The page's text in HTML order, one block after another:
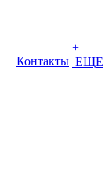
Контакты
+
ЕЩЕ